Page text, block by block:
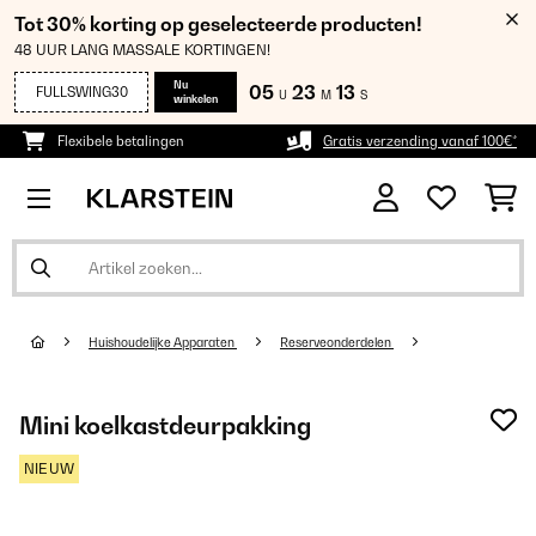
Tot 30% korting op geselecteerde producten!
48 UUR LANG MASSALE KORTINGEN!
FULLSWING30
Nu
winkelen
05 U 23 M 12 S
Flexibele betalingen Gratis verzending vanaf 100€*
Huishoudelijke Apparaten Reserveonderdelen
Mini koelkastdeurpakking
NIEUW